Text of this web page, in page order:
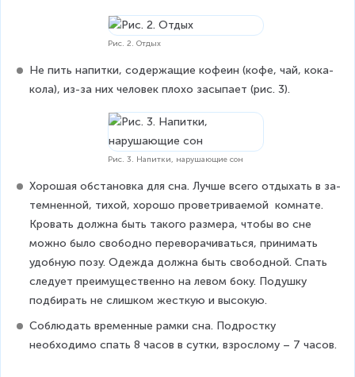
Рис. 2. Отдых
Не пить на­пит­ки, со­дер­жа­щие ко­фе­ин (кофе, чай, ко­ка-
ко­ла), из-за них человек плохо засыпает (рис. 3).
Рис. 3. Напитки, нарушающие сон
Хо­ро­шая об­ста­нов­ка для сна. Лучше всего от­ды­хать в за­
тем­нен­ной, тихой, хорошо проветриваемой  комнате.
Кро­вать должна быть такого размера, чтобы во сне
можно было сво­бод­но пе­ре­во­ра­чи­вать­ся, принимать
удоб­ную позу. Одежда должна быть свободной. Спать
сле­ду­ет пре­иму­ще­ствен­но на левом боку. По­душ­ку
подбирать не слишком жесткую и высокую.
Соблюдать временные рамки сна. Подростку
необходимо спать 8 часов в сутки, взрослому – 7 часов.